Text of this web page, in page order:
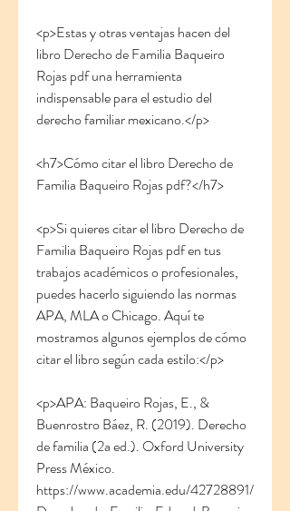
<p>Estas y otras ventajas hacen del
libro Derecho de Familia Baqueiro
Rojas pdf una herramienta
indispensable para el estudio del
derecho familiar mexicano.</p>
<h7>Cómo citar el libro Derecho de
Familia Baqueiro Rojas pdf?</h7>
<p>Si quieres citar el libro Derecho de
Familia Baqueiro Rojas pdf en tus
trabajos académicos o profesionales,
puedes hacerlo siguiendo las normas
APA, MLA o Chicago. Aquí te
mostramos algunos ejemplos de cómo
citar el libro según cada estilo:</p>
<p>APA: Baqueiro Rojas, E., &
Buenrostro Báez, R. (2019). Derecho
de familia (2a ed.). Oxford University
Press México.
https://www.academia.edu/42728891/